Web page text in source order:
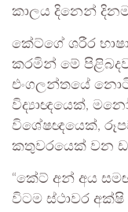
කාලය දිනෙන්
කේට්ගේ ශරීර
කරමින් මේ
එංගලන්තයේ
විද්‍යාඥයෙක්, මනෝ
විශේෂඥයෙක්,
කතුවරයෙක් වන
“කේට් අන් අය
විටම ස්ථාවර